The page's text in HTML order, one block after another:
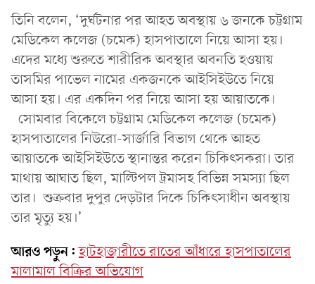
তিনি বলেন, ‘দুর্ঘটনার পর আহত অবস্থায় ৬ জনকে চট্টগ্রাম
মেডিকেল কলেজ (চমেক) হাসপাতালে নিয়ে আসা হয়।
এদের মধ্যে শুরুতে শারীরিক অবস্থার অবনতি হওয়ায়
তাসমির পাভেল নামের একজনকে আইসিইউতে নিয়ে
আসা হয়। এর একদিন পর নিয়ে আসা হয় আয়াতকে।
সোমবার বিকেলে চট্টগ্রাম মেডিকেল কলেজ (চমেক)
হাসপাতালের নিউরো-সার্জারি বিভাগ থেকে আহত
আয়াতকে আইসিইউতে স্থানান্তর করেন চিকিৎসকরা। তার
মাথায় আঘাত ছিল, মাল্টিপল ট্রমাসহ বিভিন্ন সমস্যা ছিল
তার। শুক্রবার দুপুর দেড়টার দিকে চিকিৎসাধীন অবস্থায়
তার মৃত্যু হয়।’
আরও পড়ুন: হাটহাজারীতে রাতের আঁধারে হাসপাতালের
মালামাল বিক্রির অভিযোগ